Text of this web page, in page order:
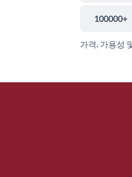
100000+
가격, 가용성